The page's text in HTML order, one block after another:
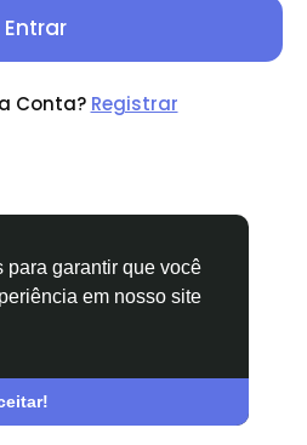
para garantir que você
em nosso site
Entrar
Conta? Registrar
Fale Conosco